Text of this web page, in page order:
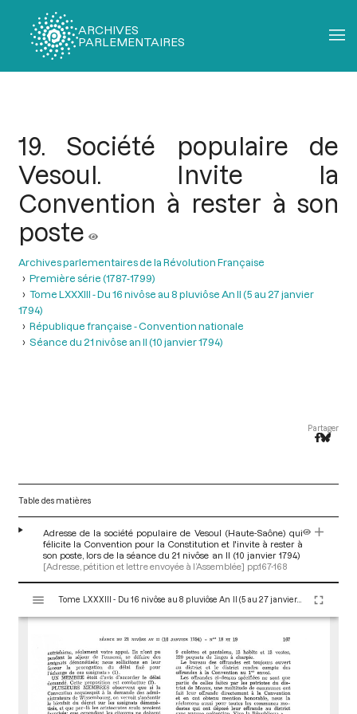
ARCHIVES
PARLEMENTAIRES
19. Société populaire de
Vesoul. Invite la
Convention à rester à son
poste
Archives parlementaires de la Révolution Française
Première série (1787-1799)
Tome LXXXIII - Du 16 nivôse au 8 pluviôse An II (5 au 27 janvier
1794)
République française - Convention nationale
Séance du 21 nivôse an II (10 janvier 1794)
Partager
Table des matières
Adresse de la société populaire de Vesoul (Haute-Saône) qui
félicite la Convention pour la Constitution et l'invite à rester à
son poste, lors de la séance du 21 nivôse an II (10 janvier 1794)
[Adresse, pétition et lettre envoyée à l’Assemblée] pp.167-168
s